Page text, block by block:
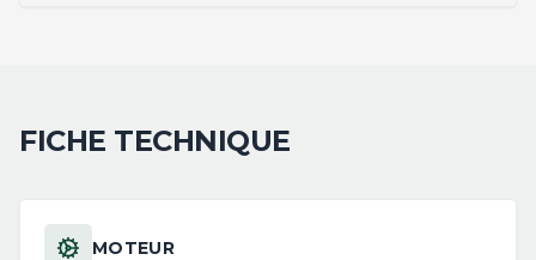
FICHE TECHNIQUE
MOTEUR